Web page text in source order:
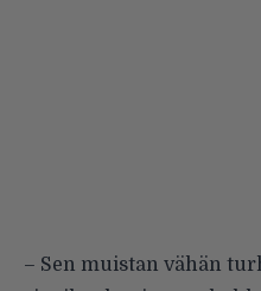
– Sen muistan vähän